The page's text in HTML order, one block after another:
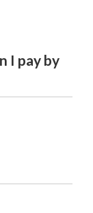
I pay by